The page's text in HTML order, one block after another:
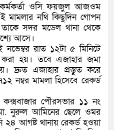
কর্মকর্তা ওসি ফয়জুল আজওম
মামলার নথি কিছুদিন গোপন
সদর মডেল থানা থেকে
আসে।
রাত ১২টা ৫ মিনিটে
করা হয়। তবে এজাহার জমা
দ্রুত এজাহার প্রস্তুত করে
নম্বর মামলা হিসেবে রেকর্ড
কক্সবাজার পৌরসভার ১১ নং
মো. নুরুল আমিনের ছেলে ওমর
আগষ্ট থানায় রেকর্ড হওয়া